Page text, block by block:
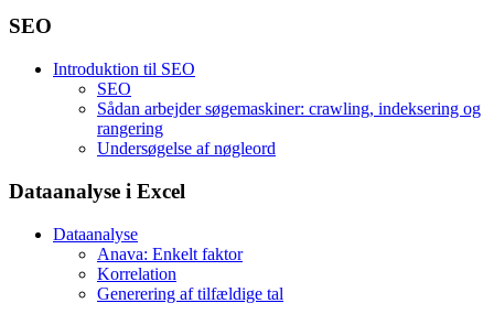
SEO
Introduktion til SEO
SEO
Sådan arbejder søgemaskiner: crawling, indeksering og
rangering
Undersøgelse af nøgleord
Dataanalyse i Excel
Dataanalyse
Anava: Enkelt faktor
Korrelation
Generering af tilfældige tal